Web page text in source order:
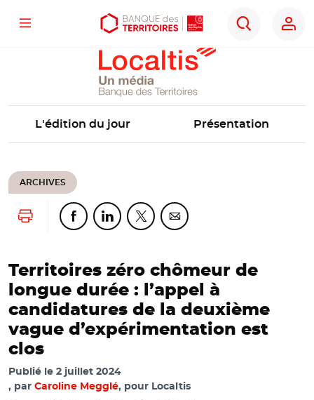
Aller
Aller
Ouvrir
d'accessibilité
Menu
Rechercher
Localtis
L'édition du jour Présentation
ARCHIVES
Lancer l'impressionPartager cette page sur Facebook
Partager cette page sur Linkedin
Partager cette page sur Twitter
Partager cette page sur
Territoires zéro chômeur de
longue durée : l’appel à
candidatures de la deuxième
vague d’expérimentation est
clos
Publié le 2 juillet 2024
par Caroline Megglé, pour Localtis